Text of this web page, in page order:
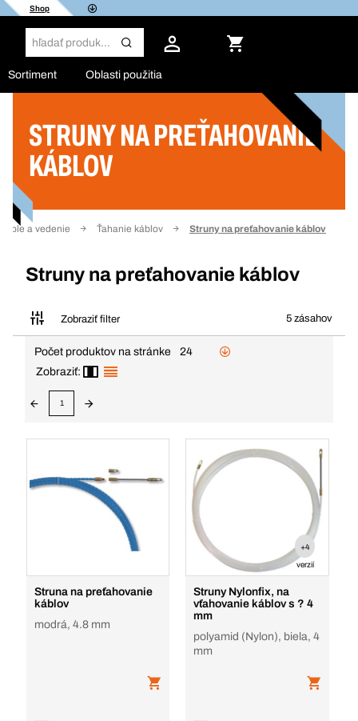
Shop
Sortiment Oblasti použitia
STRUNY NA PREŤAHOVANIE
KÁBLOV
Káble a vedenie Ťahanie káblov Struny na preťahovanie káblov
Struny na preťahovanie káblov
Zobraziť filter 5 zásahov
Filter
Počet produktov na stránke
24
Zobraziť:
1
Struna na preťahovanie
káblov
modrá, 4.8 mm
+4
verzií
Struny Nylonfix, na
vťahovanie káblov s ? 4
mm
polyamid (Nylon), biela, 4
mm